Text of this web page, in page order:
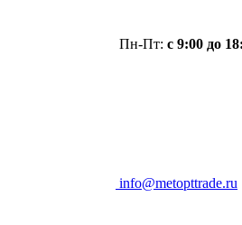
Пн-Пт: с 9:00 до
info@metopttrade.ru